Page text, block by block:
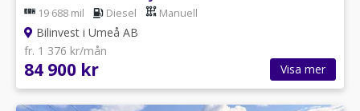
19 688 mil Diesel Manuell
Bilinvest i Umeå AB
fr. 1 376 kr/mån
84 900 kr Visa mer